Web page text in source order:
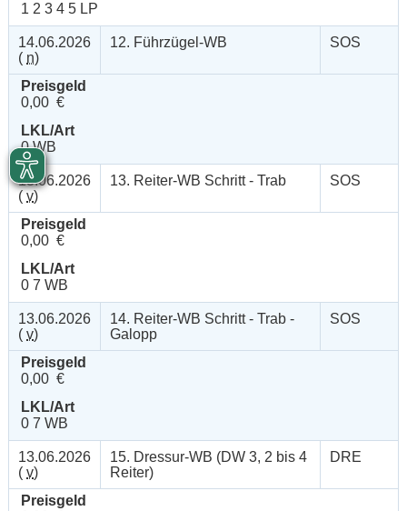
1 2 3 4 5 LP
14.06.2026
( n)
12. Führzügel-WB SOS
Preisgeld
0,00 €
LKL/Art
0 WB
13.06.2026
(v)
13. Reiter-WB Schritt - Trab SOS
Preisgeld
0,00 €
LKL/Art
0 7 WB
13.06.2026
( v)
14. Reiter-WB Schritt - Trab -
Galopp
SOS
Preisgeld
0,00 €
LKL/Art
0 7 WB
13.06.2026
( v)
15. Dressur-WB (DW 3, 2 bis 4
Reiter)
DRE
Preisgeld